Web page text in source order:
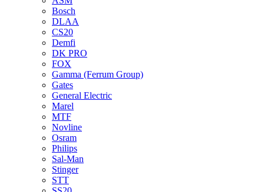
Bosch
DLAA
CS20
Demfi
DK PRO
FOX
Gamma (Ferrum Group)
Gates
General Electric
Marel
MTF
Novline
Osram
Philips
Sal-Man
Stinger
STT